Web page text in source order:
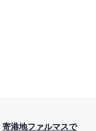
寄港地ファルマスで